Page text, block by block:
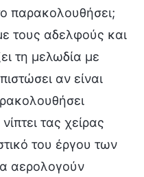
παρακολουθήσει;
τους αδελφούς και
τη μελωδία με
αν είναι
τας χείρας
του έργου των
αερολογούν